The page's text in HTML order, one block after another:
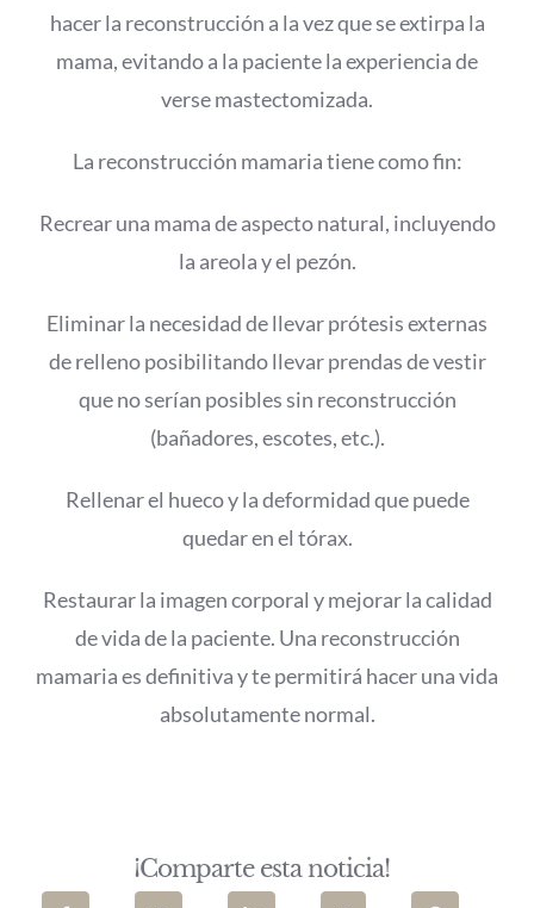
hacer la reconstrucción a la vez que se extirpa la
mama, evitando a la paciente la experiencia de
verse mastectomizada.
La reconstrucción mamaria tiene como fin:
Recrear una mama de aspecto natural, incluyendo
la areola y el pezón.
Eliminar la necesidad de llevar prótesis externas
de relleno posibilitando llevar prendas de vestir
que no serían posibles sin reconstrucción
(bañadores, escotes, etc.).
Rellenar el hueco y la deformidad que puede
quedar en el tórax.
Restaurar la imagen corporal y mejorar la calidad
de vida de la paciente. Una reconstrucción
mamaria es definitiva y te permitirá hacer una vida
absolutamente normal.
¡Comparte esta noticia!